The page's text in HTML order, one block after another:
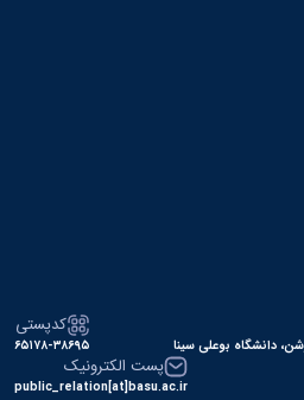
دانشگاه بوعلی سینا
کدپستی
۶۵۱۷۸-۳۸۶۹۵
پست الکترونیک
public_relation[at]basu.ac.ir